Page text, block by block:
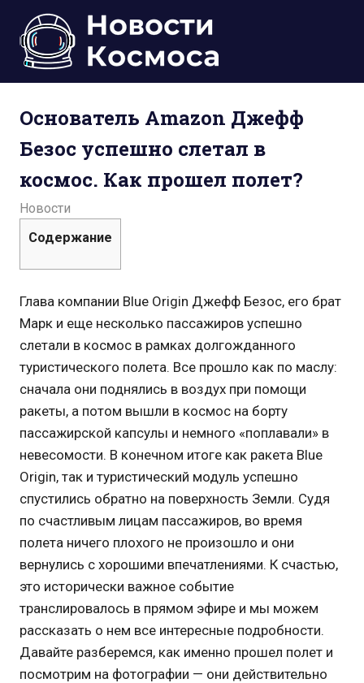
Пропустить
перейти
космосе.
фото,
юмор,
база
знаний.
Основатель Amazon Джефф
Безос успешно слетал в
космос. Как прошел полет?
20.07.2021
admin
Новости
Содержание
Глава компании Blue Origin Джефф Безос, его брат
Марк и еще несколько пассажиров успешно
слетали в космос в рамках долгожданного
туристического полета. Все прошло как по маслу:
сначала они поднялись в воздух при помощи
ракеты, а потом вышли в космос на борту
пассажирской капсулы и немного «поплавали» в
невесомости. В конечном итоге как ракета Blue
Origin, так и туристический модуль успешно
спустились обратно на поверхность Земли. Судя
по счастливым лицам пассажиров, во время
полета ничего плохого не произошло и они
вернулись с хорошими впечатлениями. К счастью,
это исторически важное событие
транслировалось в прямом эфире и мы можем
рассказать о нем все интересные подробности.
Давайте разберемся, как именно прошел полет и
посмотрим на фотографии — они действительно